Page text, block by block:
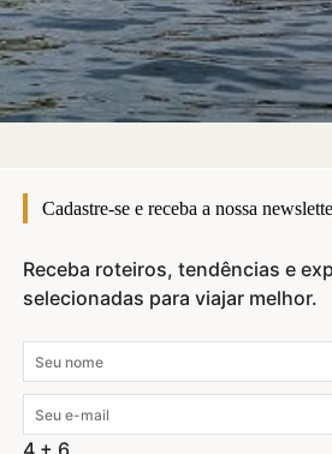
Cadastre-se e receba a nossa
Receba roteiros, tendências e
selecionadas para viajar melhor.
4 + 6